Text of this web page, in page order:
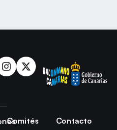
Comités
Contacto